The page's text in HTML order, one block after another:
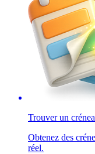
Trouver un
Obtenez des
réel.